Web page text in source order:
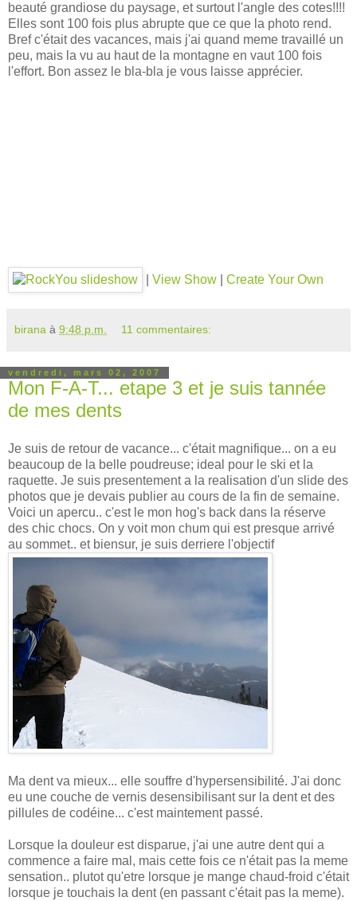
beauté grandiose du paysage, et surtout l'angle des cotes!!!!
Elles sont 100 fois plus abrupte que ce que la photo rend.
Bref c'était des vacances, mais j'ai quand meme travaillé un
peu, mais la vu au haut de la montagne en vaut 100 fois
l'effort. Bon assez le bla-bla je vous laisse apprécier.
View Show Create Your Own
birana à 9:48 p.m. 11 commentaires:
vendredi, mars 02, 2007
Mon F-A-T... etape 3 et je suis tannée
de mes dents
Je suis de retour de vacance... c'était magnifique... on a eu
beaucoup de la belle poudreuse; ideal pour le ski et la
raquette. Je suis presentement a la realisation d'un slide des
photos que je devais publier au cours de la fin de semaine.
Voici un apercu.. c'est le mon hog's back dans la réserve
des chic chocs. On y voit mon chum qui est presque arrivé
au sommet.. et biensur, je suis derriere l'objectif
Ma dent va mieux... elle souffre d'hypersensibilité. J'ai donc
eu une couche de vernis desensibilisant sur la dent et des
pillules de codéine... c'est maintement passé.
Lorsque la douleur est disparue, j'ai une autre dent qui a
commence a faire mal, mais cette fois ce n'était pas la meme
sensation.. plutot qu'etre lorsque je mange chaud-froid c'était
lorsque je touchais la dent (en passant c'était pas la meme).